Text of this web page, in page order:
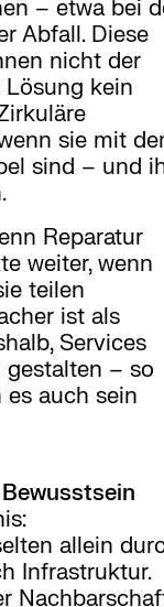
– etwa bei
Abfall. Diese
nicht der
kein
sie mit
sind – und
Reparatur
weiter, wenn
teilen
ist als
Services
gestalten – so
auch sein
allein
Infrastruktur.